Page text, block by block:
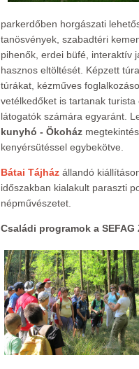
parkerdőben horgászati
tanösvények, szabadtéri
pihenők, erdei büfé, interaktív
hasznos eltöltését. Képzett
túrákat, kézműves
vetélkedőket is tartanak
látogatók számára egyaránt.
kunyhó - Ökoház
kenyérsütéssel egybekötve.
Bátai Tájház állandó
időszakban kialakult paraszti
népművészetet.
Családi programok a